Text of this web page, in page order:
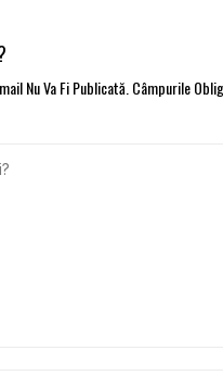
Nu Va Fi Publicată.Câmpurile